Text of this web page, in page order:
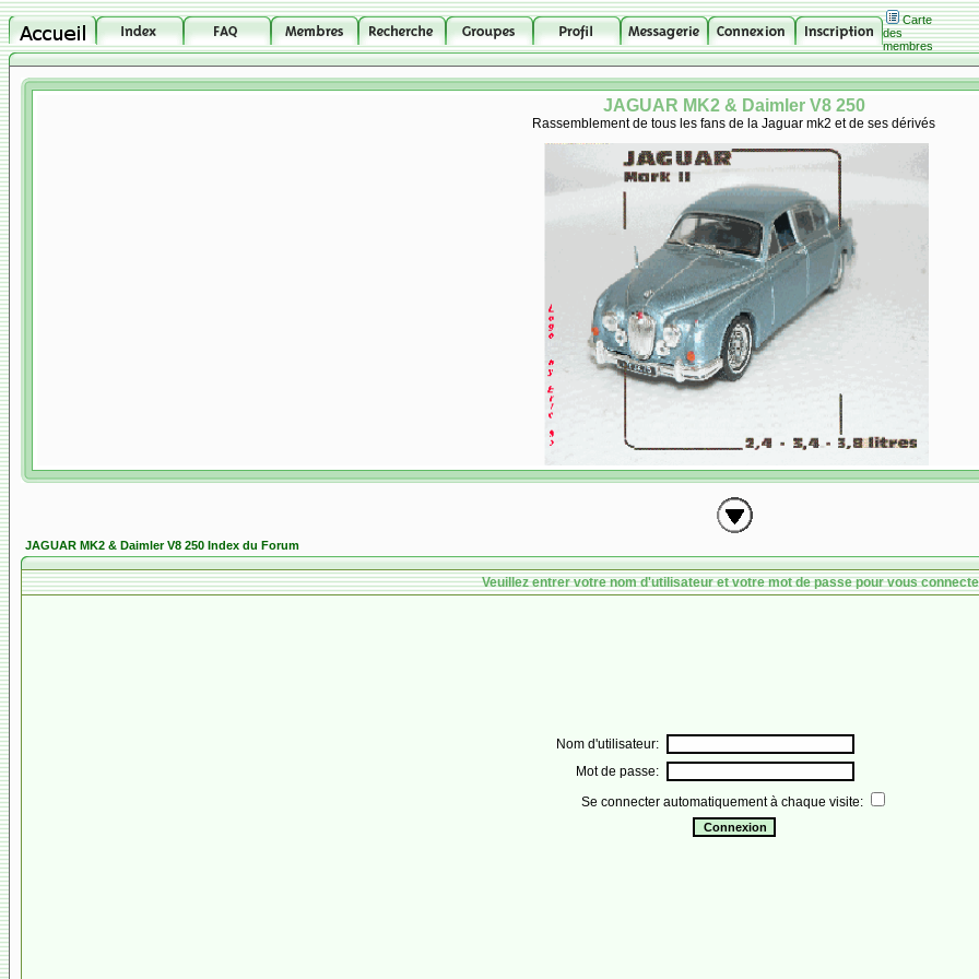
Carte
des
membres
JAGUAR MK2 & Daimler V8 250
Rassemblement de tous les fans de la Jaguar mk2 et de ses dérivés
JAGUAR MK2 & Daimler V8 250 Index du Forum
Veuillez entrer votre nom d'utilisateur et votre mot de passe pour vous
Nom d'utilisateur:
Mot de passe:
Se connecter automatiquement à chaque visite: